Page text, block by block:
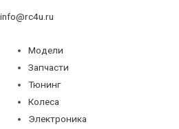
info@rc4u.ru
Модели
Запчасти
Тюнинг
Колеса
Электроника